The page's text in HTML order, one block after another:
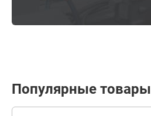
Популярные товары